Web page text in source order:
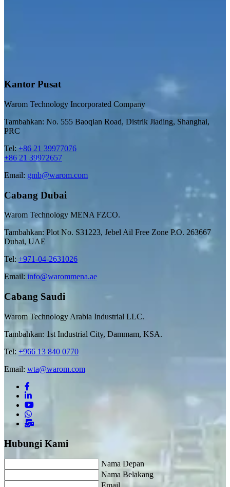
Kantor Pusat
Warom Technology Incorporated Company
Tambahkan: No. 555 Baoqian Road, Distrik Jiading, Shanghai,
PRC
Tel: +86 21 39977076
+86 21 39972657
Email: gmb@warom.com
Cabang Dubai
Warom Technology MENA FZCO.
Tambahkan: Plot No. S31223, Jebel Ail Free Zone P.O. 263667
Dubai, UAE
Tel: +971-04-2631026
Email: info@warommena.ae
Cabang Saudi
Warom Technology Arabia Industrial LLC.
Tambahkan: 1st Industrial City, Dammam, KSA.
Tel: +966 13 840 0770
Email: wta@warom.com
Hubungi Kami
Nama Depan
Nama Belakang